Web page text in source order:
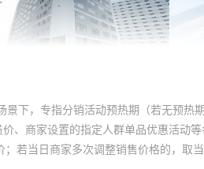
下，专指分销活动预热期（若无预热
、商家设置的指定人群单品优惠活动
若当日商家多次调整销售价格的，取当